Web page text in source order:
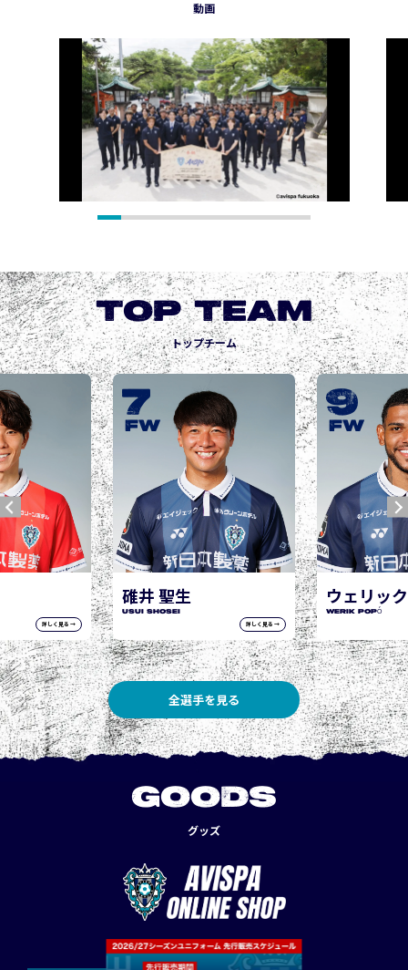
動画
TOP TEAM
トップチーム
詳しく見る →
ウェリック ポポ
WERIK POPÓ
詳しく見る →
9
FW
城後 寿
JOGO Hisashi
10
FW
全選手を見る
GOODS
グッズ